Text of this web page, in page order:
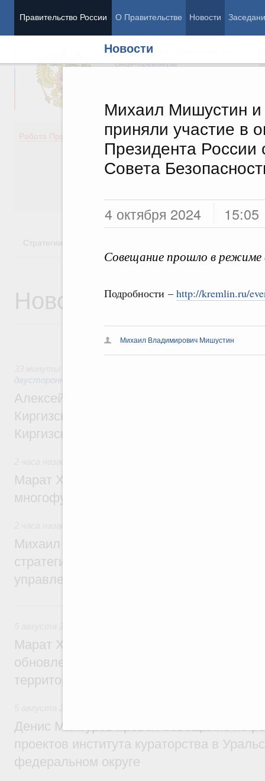
Правительство России О Правительстве Новости
Новости
Михаил Мишустин и
приняли участие в
Президента
Совета
4 октября 2024 15:05
Совещание прошло в режиме
Подробности – http://kremlin.ru/
Михаил Владимирович Мишустин
Председатель Правительства
Вице-премьеры
Работа Правительства
Демография
Здоровье
Образование
Культура
Государство
Стратегии
Новости
двусторонней основе
Алексей Оверчук принял участие в
Киргизского экономического форума и
Киргизской межрегиональной
Марат Хуснуллин: На двух скоростных
многофункциональные зоны дорожного
Михаил Мишустин дал поручения по
стратегической сессии о
управления научно-технологическим
Марат Хуснуллин: Более 4,3 тыс.
обновлено в России при участии Фонда
территорий
Денис Мантуров провёл совещание по
проектов института кураторства в
федеральном округе